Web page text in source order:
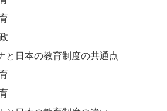
と日本の教育制度の共通点